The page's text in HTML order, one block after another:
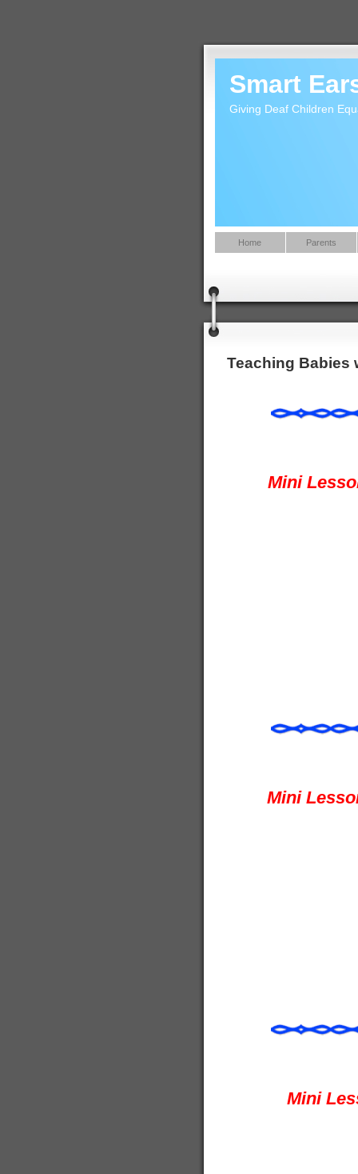
Smart
Giving Deaf Children
Home Parents
Teaching Babies
Mini
Mini
Mini